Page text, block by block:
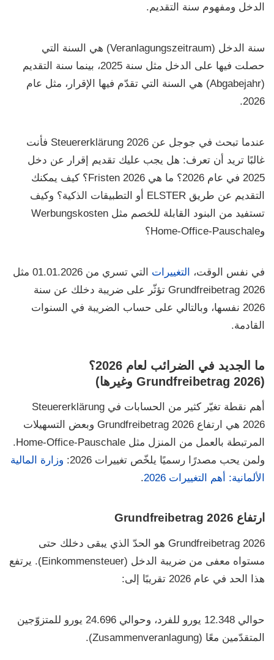
الدخل ومفهوم سنة التقديم.
سنة الدخل (Veranlagungszeitraum)
هي السنة التي
حصلت فيها على الدخل مثل سنة 2025، بينما
سنة التقديم
(Abgabejahr)
هي السنة التي تقدّم فيها الإقرار، مثل عام
2026.
عندما تبحث في جوجل عن Steuererklärung 2026 فأنت
غالبًا تريد أن تعرف: هل يجب عليك تقديم إقرار عن دخل
2025 في عام 2026؟ ما هي Fristen 2026؟ كيف يمكنك
التقديم عن طريق ELSTER أو التطبيقات الذكية؟ وكيف
تستفيد من البنود القابلة للخصم مثل Werbungskosten
وHome-Office-Pauschale؟
في نفس الوقت، التغييرات التي تسري من 01.01.2026 مثل
Grundfreibetrag 2026 تؤثّر على ضريبة دخلك عن سنة
2026 نفسها، وبالتالي على حساب الضريبة في السنوات
القادمة.
ما الجديد في الضرائب لعام 2026؟
(Grundfreibetrag 2026 وغيرها)
أهم نقطة تغيّر كثير من الحسابات في Steuererklärung
2026 هي ارتفاع Grundfreibetrag 2026 وبعض التسهيلات
المرتبطة بالعمل من المنزل مثل Home-Office-Pauschale
.
ولمن يحب مصدرًا رسميًا يلخّص تغييرات 2026:
وزارة المالية
الألمانية: أهم التغييرات 2026
.
ارتفاع Grundfreibetrag 2026
Grundfreibetrag 2026 هو الحدّ الذي يبقى دخلك حتى
مستواه معفى من ضريبة الدخل (Einkommensteuer)
. يرتفع
هذا الحد في عام 2026 تقريبًا إلى:
حوالي 12.348 يورو للفرد، وحوالي 24.696 يورو
للمتزوّجين
المتقدّمين معًا (Zusammenveranlagung)
.